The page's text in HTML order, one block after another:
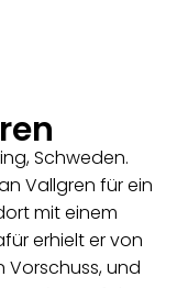
Schweden.
Vallgren für ein
mit einem
erhielt er von
Vorschuss, und